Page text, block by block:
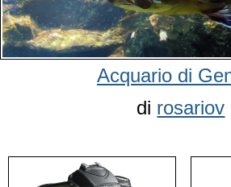
Acquario di
di rosariov